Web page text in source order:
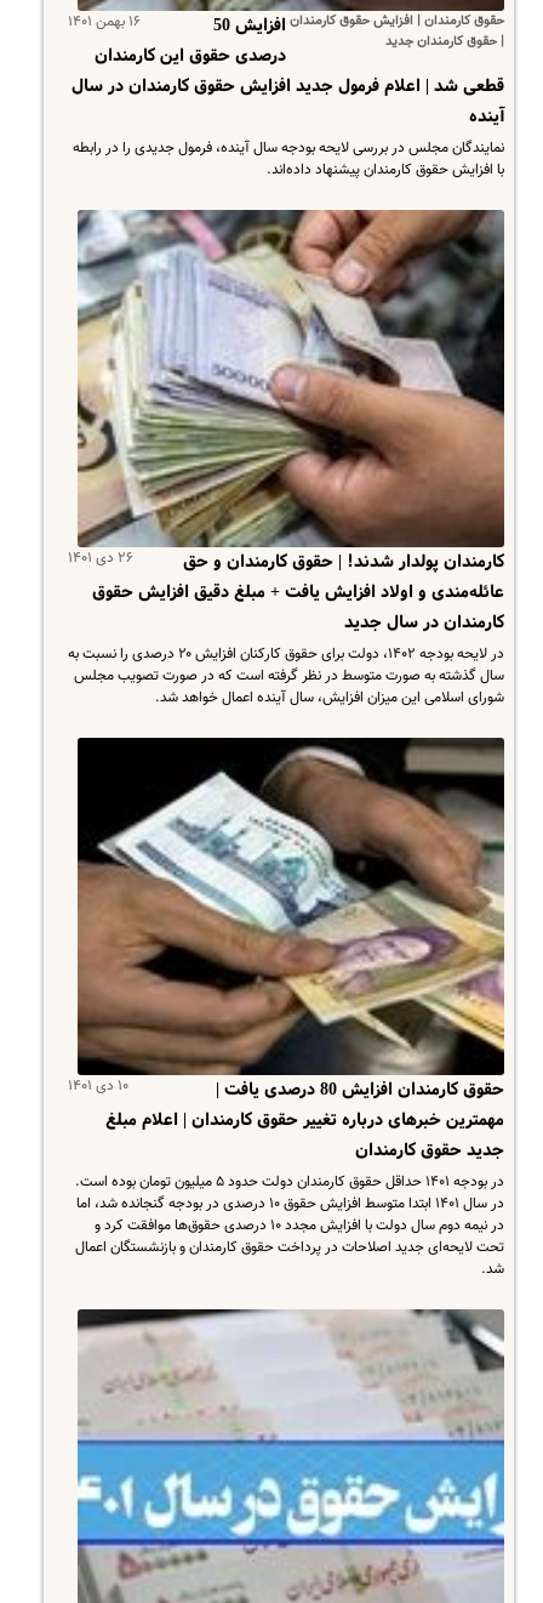
حقوق کارمندان | افزایش حقوق کارمندان
| حقوق کارمندان جدید
۱۶ بهمن ۱۴۰۱
افزایش 50
درصدی حقوق این کارمندان
قطعی شد | اعلام فرمول جدید افزایش حقوق کارمندان در سال
آینده
نمایندگان مجلس در بررسی لایحه بودجه سال آینده، فرمول جدیدی را در رابطه
با افزایش حقوق کارمندان پیشنهاد داده‌اند.
۲۶ دی ۱۴۰۱
کارمندان پولدار شدند! | حقوق کارمندان و حق
عائله‌مندی و اولاد افزایش یافت + مبلغ دقیق افزایش حقوق
کارمندان در سال جدید
در لایحه بودجه ۱۴۰۲، دولت برای حقوق کارکنان افزایش ۲۰ درصدی را نسبت به
سال گذشته به صورت متوسط در نظر گرفته است که در صورت تصویب مجلس
شورای اسلامی این میزان افزایش، سال آینده اعمال خواهد شد.
۱۰ دی ۱۴۰۱
حقوق کارمندان افزایش 80 درصدی یافت |
مهمترین خبرهای درباره تغییر حقوق کارمندان | اعلام مبلغ
جدید حقوق کارمندان
در بودجه ۱۴۰۱ حداقل حقوق کارمندان دولت حدود ۵ میلیون تومان بوده است.
در سال ۱۴۰۱ ابتدا متوسط افزایش حقوق ۱۰ درصدی در بودجه گنجانده شد، اما
در نیمه دوم سال دولت با افزایش مجدد ۱۰ درصدی حقوق‌ها موافقت کرد و
تحت لایحه‌ای جدید اصلاحات در پرداخت حقوق کارمندان و بازنشستگان اعمال
شد.